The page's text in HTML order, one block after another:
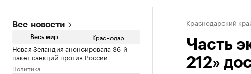
Все новости
Весь мир Краснодар
Новая Зеландия анонсировала 36-й
пакет санкций против России
Политика
Краснодарский
Часть
212»